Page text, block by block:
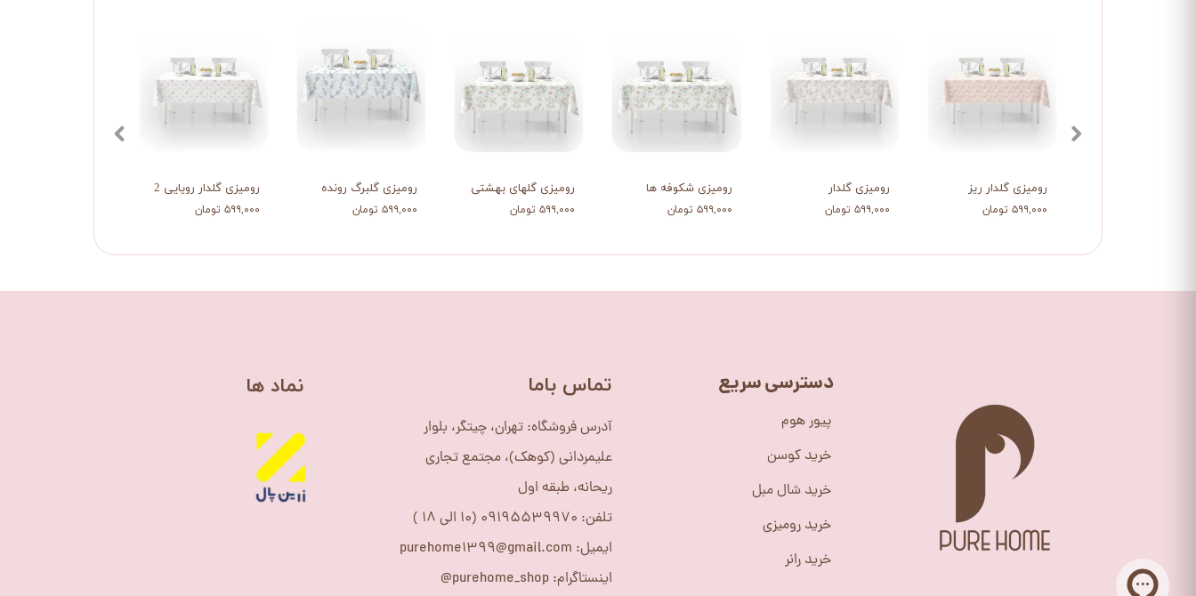
رومیزی گلدار رویایی 2
۵۹۹,۰۰۰ تومان
رومیزی گلبرگ رونده
۵۹۹,۰۰۰ تومان
رومیزی گلهای بهشتی
۵۹۹,۰۰۰ تومان
رومیزی شکوفه ها
۵۹۹,۰۰۰ تومان
رومیزی گلدار
۵۹۹,۰۰۰ تومان
رومیزی گلدار ریز
۵۹۹,۰۰۰ تومان
پیور هوم
خرید کوسن
خرید شال مبل
خرید رومیزی
خرید رانر
دسترسی سریع ​تماس باما
آدرس فروشگاه: تهران، چیتگر، بلوار
علیمردانی (کوهک)، مجتمع تجاری
ریحانه، طبقه اول
تلفن: 09195539970 (10 الی 18 )
ایمیل: purehome1399@gmail.com
اینستاگرام: purehome_shop@
​نماد ها